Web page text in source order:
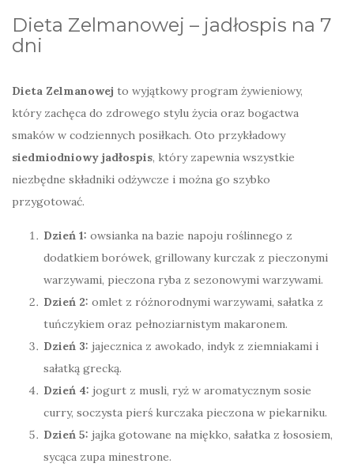
Dieta Zelmanowej – jadłospis na 7
dni
Dieta Zelmanowej to wyjątkowy program żywieniowy,
który zachęca do zdrowego stylu życia oraz bogactwa
smaków w codziennych posiłkach. Oto przykładowy
siedmiodniowy jadłospis, który zapewnia wszystkie
niezbędne składniki odżywcze i można go szybko
przygotować.
Dzień 1: owsianka na bazie napoju roślinnego z
dodatkiem borówek, grillowany kurczak z pieczonymi
warzywami, pieczona ryba z sezonowymi warzywami.
Dzień 2: omlet z różnorodnymi warzywami, sałatka z
tuńczykiem oraz pełnoziarnistym makaronem.
Dzień 3: jajecznica z awokado, indyk z ziemniakami i
sałatką grecką.
Dzień 4: jogurt z musli, ryż w aromatycznym sosie
curry, soczysta pierś kurczaka pieczona w piekarniku.
Dzień 5: jajka gotowane na miękko, sałatka z łososiem,
sycąca zupa minestrone.